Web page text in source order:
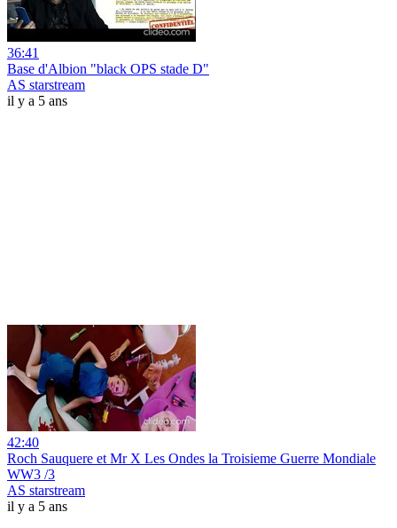
36:41
Base d'Albion "black OPS stade D"
AS starstream
il y a 5 ans
42:40
Roch Sauquere et Mr X Les Ondes la Troisieme Guerre Mondiale
WW3 /3
AS starstream
il y a 5 ans